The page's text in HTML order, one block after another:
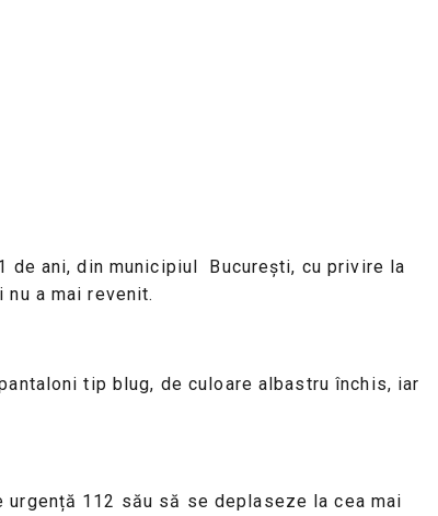
ani, din municipiul București, cu privire la
a mai revenit.
tip blug, de culoare albastru închis, iar
112 său să se deplaseze la cea mai